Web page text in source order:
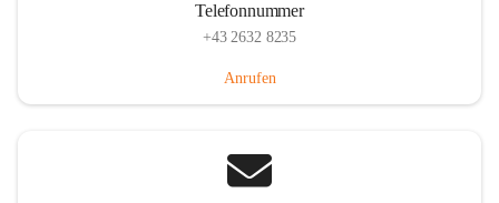
Telefonnummer
+43 2632 8235
Anrufen